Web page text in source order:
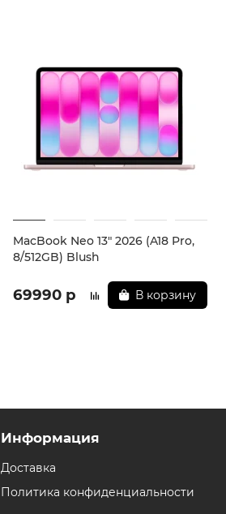
MacBook Neo 13" 2026 (A18 Pro,
8/512GB) Blush
69990 р В корзину
Информация
Доставка
Политика конфиденциальности